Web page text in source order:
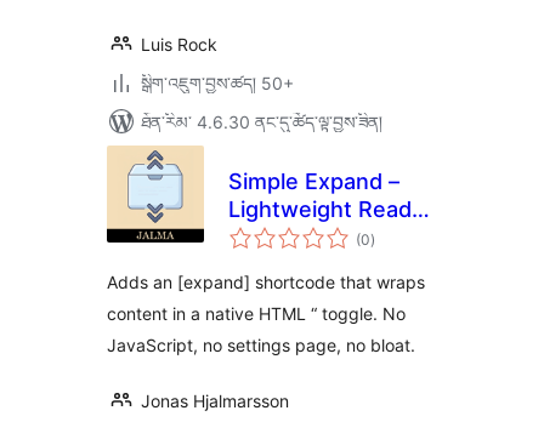
Luis Rock
སྒྲིག་འཇུག་བྱས་ཚད། 50+
ཐོན་རིམ་ 4.6.30 ནང་དུ་ཚོད་ལྟ་བྱས་ཟིན།
Simple Expand –
Lightweight Read
more toggle (0གདེང་
འཇོག་
ཚང་།
)
Adds an [expand] shortcode that wraps
content in a native HTML “ toggle. No
JavaScript, no settings page, no bloat.
Jonas Hjalmarsson